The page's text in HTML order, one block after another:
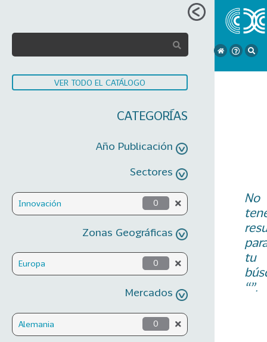
VER TODO EL CATÁLOGO
CATEGORÍAS
Año Publicación
Sectores
Innovación 0
Zonas Geográficas
Europa 0
Mercados
Alemania 0
No
tu
“”.